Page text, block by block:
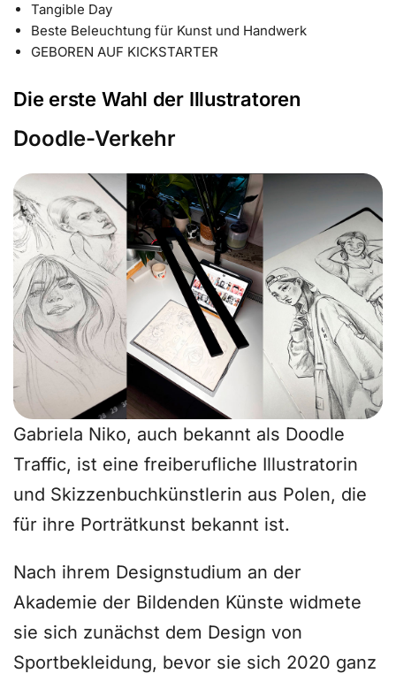
Tangible Day
Beste Beleuchtung für Kunst und Handwerk
GEBOREN AUF KICKSTARTER
Die erste Wahl der Illustratoren
Doodle-Verkehr
Gabriela Niko, auch bekannt als Doodle
Traffic, ist eine freiberufliche Illustratorin
und Skizzenbuchkünstlerin aus Polen, die
für ihre Porträtkunst bekannt ist.
Nach ihrem Designstudium an der
Akademie der Bildenden Künste widmete
sie sich zunächst dem Design von
Sportbekleidung, bevor sie sich 2020 ganz